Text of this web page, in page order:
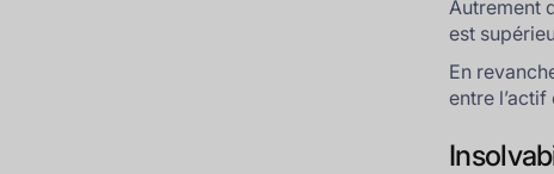
Autrement
est
En
entre l’actif